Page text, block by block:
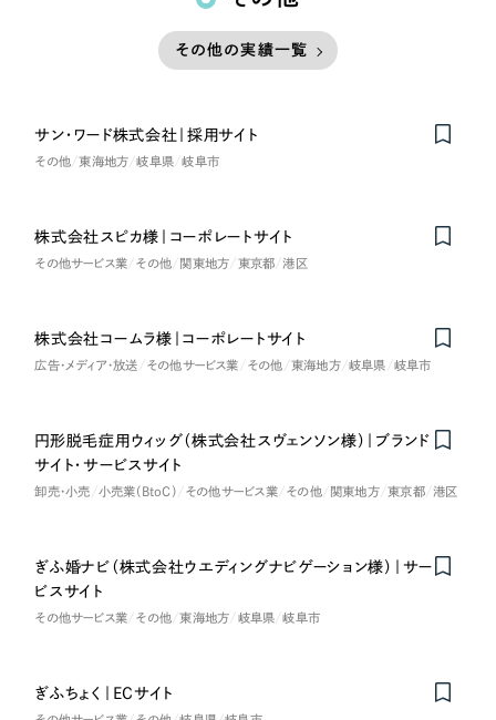
その他の実績一覧
サン・ワード株式会社｜採用サイト
その他 東海地方 岐阜県 岐阜市
株式会社スピカ様｜コーポレートサイト
その他サービス業 その他 関東地方 東京都 港区
株式会社コームラ様｜コーポレートサイト
広告・メディア・放送 その他サービス業 その他 東海地方 岐阜県 岐阜市
円形脱毛症用ウィッグ（株式会社スヴェンソン様）｜ブランド
サイト・サービスサイト
卸売・小売 小売業（BtoC） その他サービス業 その他 関東地方 東京都 港区
ぎふ婚ナビ（株式会社ウエディングナビゲーション様）｜サー
ビスサイト
その他サービス業 その他 東海地方 岐阜県 岐阜市
ぎふちょく｜ECサイト